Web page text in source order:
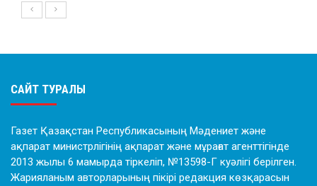
САЙТ ТУРАЛЫ
Газет Қазақстан Республикасының Мәдениет және
ақпарат министрлігінің ақпарат және мұрағат агенттігінде
2013 жылы 6 мамырда тіркеліп, №13598-Г куәлігі берілген.
Жарияланым авторларының пікірі редакция көзқарасын